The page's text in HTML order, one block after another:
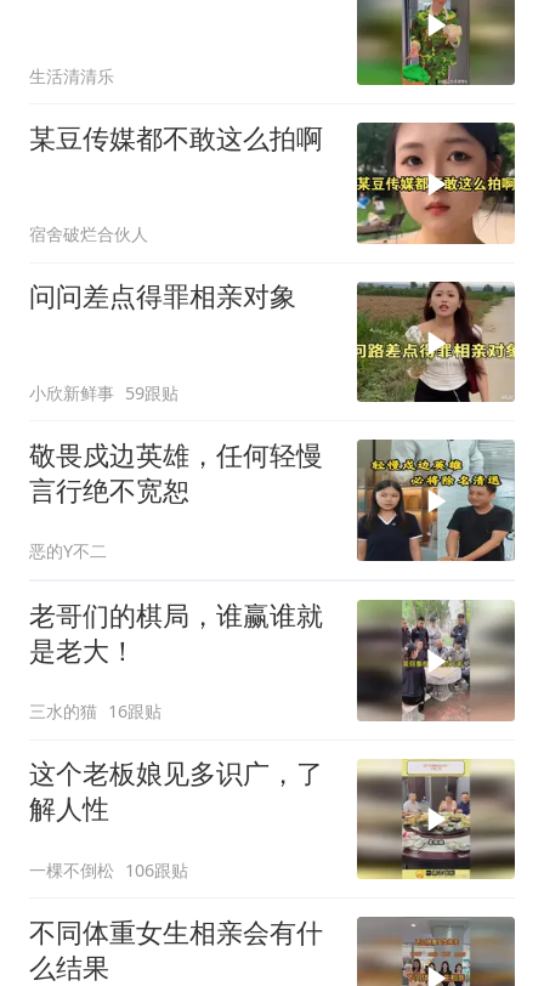
生活清清乐
某豆传媒都不敢这么拍啊
宿舍破烂合伙人
问问差点得罪相亲对象
小欣新鲜事 59跟贴
敬畏戍边英雄，任何轻慢
言行绝不宽恕
恶的Y不二
老哥们的棋局，谁赢谁就
是老大！
三水的猫 16跟贴
这个老板娘见多识广，了
解人性
一棵不倒松 106跟贴
不同体重女生相亲会有什
么结果